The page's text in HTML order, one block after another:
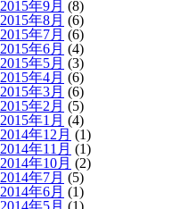
2015年9月 (8)
2015年8月 (6)
2015年7月 (6)
2015年6月 (4)
2015年5月 (3)
2015年4月 (6)
2015年3月 (6)
2015年2月 (5)
2015年1月 (4)
2014年12月 (1)
2014年11月 (1)
2014年10月 (2)
2014年7月 (5)
2014年6月 (1)
2014年5月 (1)